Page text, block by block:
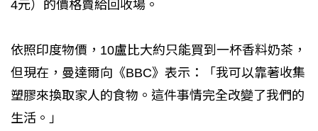
4元）的價格賣給回收場。
依照印度物價，10盧比大約只能買到一杯香料奶茶，
但現在，曼達爾向《BBC》表示：「我可以靠著收集
塑膠來換取家人的食物。這件事情完全改變了我們的
生活。」